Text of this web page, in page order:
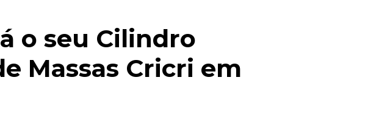
o seu Cilindro
Massas Cricri em